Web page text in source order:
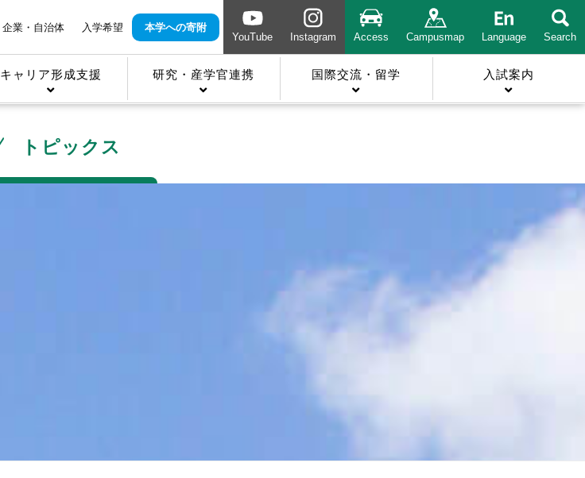
企業・自治体 入学希望
本学への寄附
YouTube
Instagram Access Campusmap Language Search
キャリア形成支援 研究・産学官連携 国際交流・留学 入試案内
トピックス